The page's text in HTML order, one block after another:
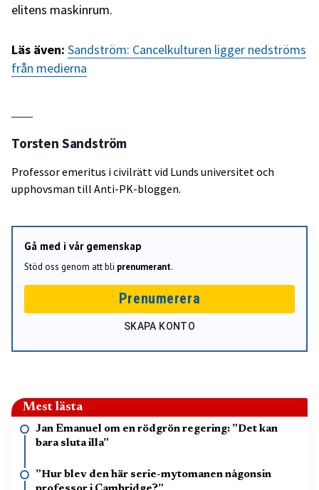
elitens maskinrum.
Läs även: Sandström: Cancelkulturen ligger nedströms
från medierna
Torsten Sandström
Professor emeritus i civilrätt vid Lunds universitet och
upphovsman till Anti-PK-bloggen.
Gå med i vår gemenskap
Stöd oss genom att bli prenumerant.
Prenumerera
SKAPA KONTO
Mest lästa
Jan Emanuel om en rödgrön regering: ”Det kan
bara sluta illa”
”Hur blev den här serie-mytomanen någonsin